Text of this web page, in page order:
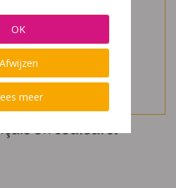
en couleurs!
OK
Afwijzen
meer